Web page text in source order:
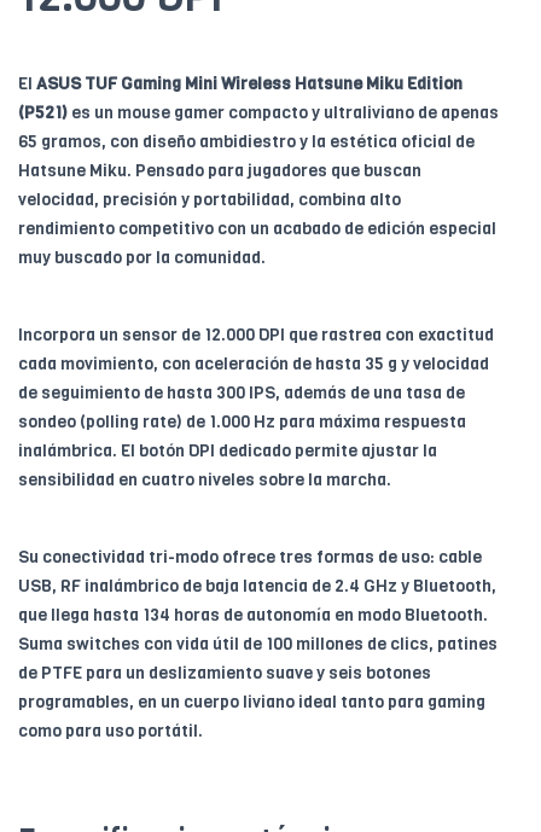
El ASUS TUF Gaming Mini Wireless Hatsune Miku Edition
(P521) es un mouse gamer compacto y ultraliviano de apenas
65 gramos, con diseño ambidiestro y la estética oficial de
Hatsune Miku. Pensado para jugadores que buscan
velocidad, precisión y portabilidad, combina alto
rendimiento competitivo con un acabado de edición especial
muy buscado por la comunidad.
Incorpora un sensor de 12.000 DPI que rastrea con exactitud
cada movimiento, con aceleración de hasta 35 g y velocidad
de seguimiento de hasta 300 IPS, además de una tasa de
sondeo (polling rate) de 1.000 Hz para máxima respuesta
inalámbrica. El botón DPI dedicado permite ajustar la
sensibilidad en cuatro niveles sobre la marcha.
Su conectividad tri-modo ofrece tres formas de uso: cable
USB, RF inalámbrico de baja latencia de 2.4 GHz y Bluetooth,
que llega hasta 134 horas de autonomía en modo Bluetooth.
Suma switches con vida útil de 100 millones de clics, patines
de PTFE para un deslizamiento suave y seis botones
programables, en un cuerpo liviano ideal tanto para gaming
como para uso portátil.